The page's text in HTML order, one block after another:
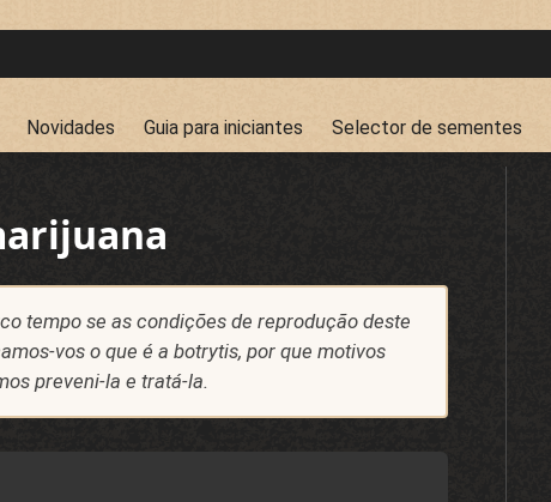
Novidades Guia para iniciantes Selector de sementes
tempo se as condições de reprodução deste
vos o que é a botrytis, por que motivos
preveni-la e tratá-la.